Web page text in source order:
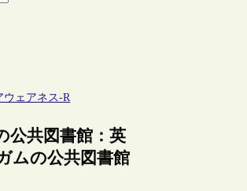
ウェアネス-R
公共図書館：英
ムの公共図書館